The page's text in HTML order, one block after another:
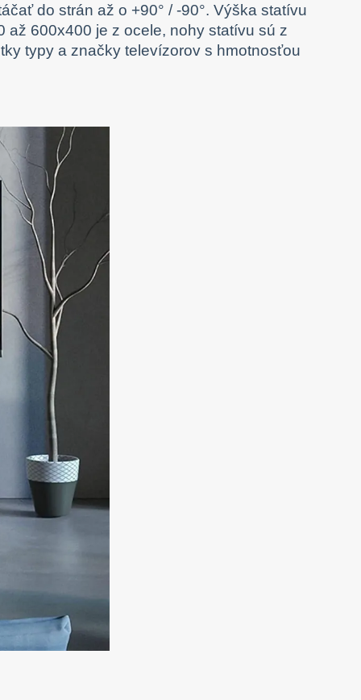
do strán až o +90° / -90°. Výška statívu
až 600x400 je z ocele, nohy statívu sú z
typy a značky televízorov s hmotnosťou